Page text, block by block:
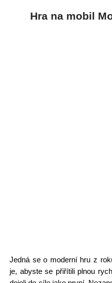
Hra na mobil
Jedná se o moderní hru z
je, abyste se přiřítili plnou